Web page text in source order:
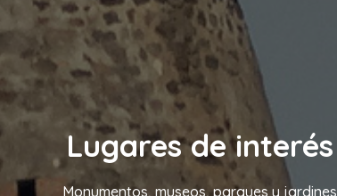
Lugares de interés
Monumentos, museos, parques y jardines